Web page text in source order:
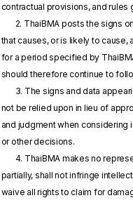
contractual provisions, and
2. ThaiBMA posts the signs
that causes, or is likely to
for a period specified by
should therefore continue to
3. The signs and data
not be relied upon in lieu of
and judgment when
or other decisions.
4. ThaiBMA makes no
partially, shall not infringe
waive all rights to claim for